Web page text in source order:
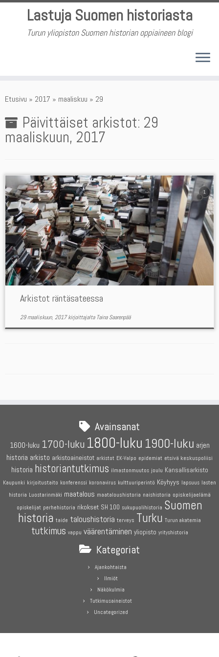
Skip
Lastuja Suomen historiasta
Turun yliopiston Suomen historian oppiaineen blogi
Etusivu » 2017 » maaliskuu » 29
Päivittäiset arkistot: 29
maaliskuun, 2017
1
Arkistot räntäsateessa
29 maaliskuun, 2017 kirjoittajalta Taina Saarenpää
Avainsanat
1600-luku 1700-luku 1800-luku 1900-luku arjen
historia arkisto arkistoaineistot arkistot EK-Valpo epidemiat etsivä keskuspoliisi
historia historiantutkimus ilmastonmuutos joulu Kansallisarkisto
Kaupunki kirjoitustaito konferenssi koronavirus kulttuuriperintö Köyhyys lapsuus lasten
historia Luostarinmäki maatalous maataloushistoria naishistoria opiskelijaelämä
opiskelijat perhehistoria rikokset SH 100 sukupuolihistoria Suomen
historia taide taloushistoria terveys Turku Turun akatemia
tutkimus vappu väärentäminen yliopisto yrityshistoria
Kategoriat
Ajankohtaista
Ilmiöt
Näkökulmia
Tutkimusaineistot
Uncategorized